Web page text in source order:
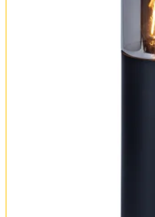
Оплата и доставка